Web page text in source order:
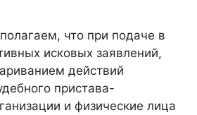
что при подаче в
исковых заявлений,
действий
пристава-
и физические лица